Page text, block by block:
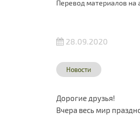
Перевод материалов на
28.09.2020
Новости
Дорогие друзья!
Вчера весь мир